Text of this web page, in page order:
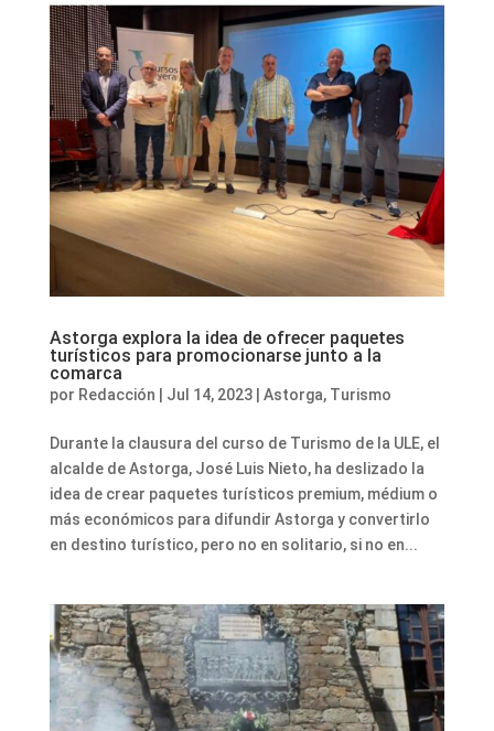
Astorga explora la idea de ofrecer paquetes
turísticos para promocionarse junto a la
comarca
por Redacción Jul 14, 2023| Astorga, Turismo
Durante la clausura del curso de Turismo de la ULE, el
alcalde de Astorga, José Luis Nieto, ha deslizado la
idea de crear paquetes turísticos premium, médium o
más económicos para difundir Astorga y convertirlo
en destino turístico, pero no en solitario, si no en...